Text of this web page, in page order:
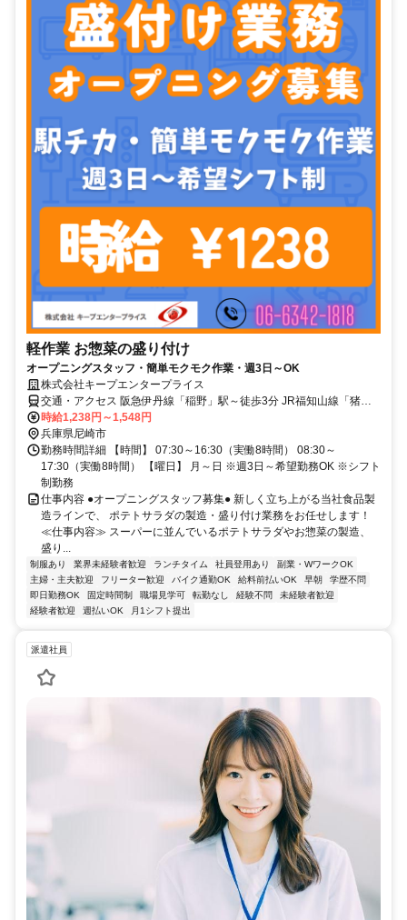
軽作業 お惣菜の盛り付け
オープニングスタッフ・簡単モクモク作業・週3日～OK
株式会社キープエンタープライス
交通・アクセス 阪急伊丹線「稲野」駅～徒歩3分 JR福知山線「猪名
寺」駅～徒歩5分 阪急神戸線「塚口」駅～自転車5分 JR福知山線「塚
口」駅～自転車8分 阪急伊丹線「新伊丹」駅～自転車5分 阪急神戸線
「武庫之荘」駅～自転車15分 JR神戸線「尼崎」駅～自転車20分
時給1,238円～1,548円
兵庫県尼崎市
勤務時間詳細 【時間】 07:30～16:30（実働8時間） 08:30～
17:30（実働8時間） 【曜日】 月～日 ※週3日～希望勤務OK ※シフト
制勤務
仕事内容 ●オープニングスタッフ募集● 新しく立ち上がる当社食品製
造ラインで、 ポテトサラダの製造・盛り付け業務をお任せします！
≪仕事内容≫ スーパーに並んでいるポテトサラダやお惣菜の製造、
盛り...
制服あり 業界未経験者歓迎 ランチタイム 社員登用あり
副業・WワークOK
主婦・主夫歓迎
フリーター歓迎 バイク通勤OK 給料前払いOK 早朝
学歴不問
即日勤務OK
固定時間制 職場見学可 転勤なし 経験不問
未経験者歓迎
経験者歓迎
週払いOK 月1シフト提出
派遣社員